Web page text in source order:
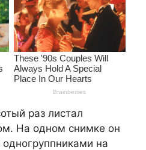
раз листал
На одном снимке он
одногруппниками на